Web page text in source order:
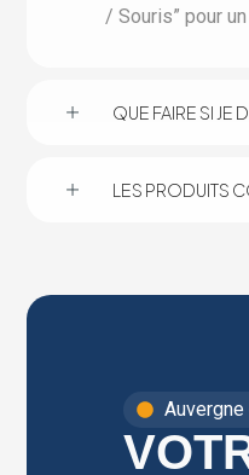
/ Souris” pour
QUE FAIRE SI JE
LES PRODUITS